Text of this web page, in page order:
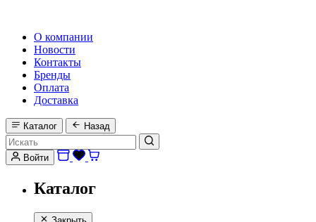
О компании
Новости
Контакты
Бренды
Оплата
Доставка
Каталог Назад
Войти
Каталог